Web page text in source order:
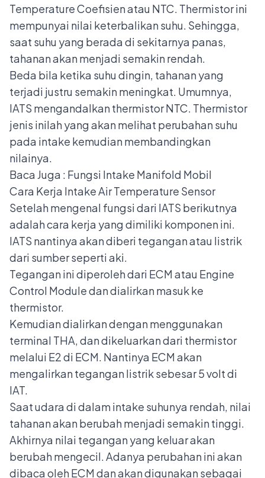
Temperature Coefisien atau NTC. Thermistor ini
mempunyai nilai keterbalikan suhu. Sehingga,
saat suhu yang berada di sekitarnya panas,
tahanan akan menjadi semakin rendah.
Beda bila ketika suhu dingin, tahanan yang
terjadi justru semakin meningkat. Umumnya,
IATS mengandalkan thermistor NTC. Thermistor
jenis inilah yang akan melihat perubahan suhu
pada intake kemudian membandingkan
nilainya.
Baca Juga : Fungsi Intake Manifold Mobil
Cara Kerja Intake Air Temperature Sensor
Setelah mengenal fungsi dari IATS berikutnya
adalah cara kerja yang dimiliki komponen ini.
IATS nantinya akan diberi tegangan atau listrik
dari sumber seperti aki.
Tegangan ini diperoleh dari ECM atau Engine
Control Module dan dialirkan masuk ke
thermistor.
Kemudian dialirkan dengan menggunakan
terminal THA, dan dikeluarkan dari thermistor
melalui E2 di ECM. Nantinya ECM akan
mengalirkan tegangan listrik sebesar 5 volt di
IAT.
Saat udara di dalam intake suhunya rendah, nilai
tahanan akan berubah menjadi semakin tinggi.
Akhirnya nilai tegangan yang keluar akan
berubah mengecil. Adanya perubahan ini akan
dibaca oleh ECM dan akan digunakan sebagai